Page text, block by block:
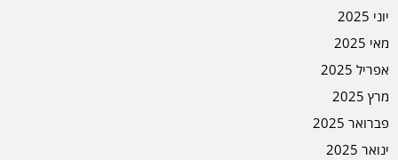
יוני 2025
מאי 2025
אפריל 2025
מרץ 2025
פברואר 2025
ינואר 2025